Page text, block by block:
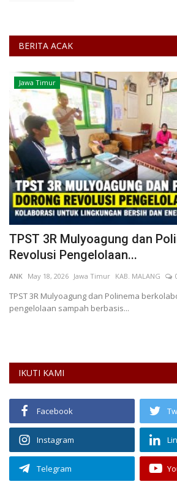
BERITA ACAK
Jawa Timur
TPST 3R Mulyoagung dan
Revolusi Pengelolaan...
ANK May 18, 2026 Jawa Timur KAB. MALANG
TPST 3R Mulyoagung dan Polinema
pengelolaan sampah berbasis...
IKUTI KAMI
Facebook
Instagram
Telegram